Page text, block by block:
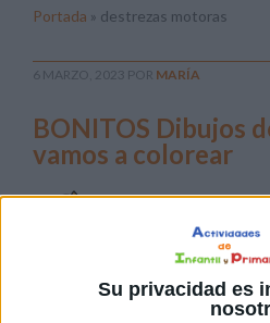
Su privacidad es
Portada » destrezas motoras
6 MARZO, 2023 POR MARÍA
BONITOS Dibujos
vamos a colorear